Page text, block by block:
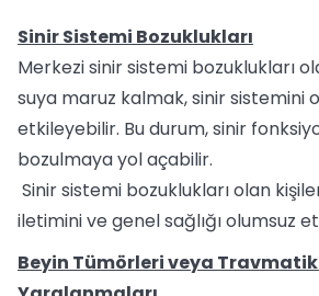
Sinir Sistemi Bozuklukları
Merkezi sinir sistemi bozuklukları
suya maruz kalmak, sinir sistemini
etkileyebilir. Bu durum, sinir
bozulmaya yol açabilir.
Sinir sistemi bozuklukları olan
iletimini ve genel sağlığı olumsuz
Beyin Tümörleri veya Travmatik